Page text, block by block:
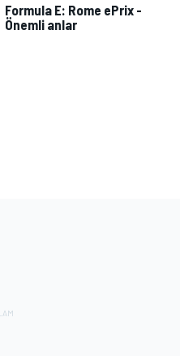
Formula E: Rome ePrix -
Önemli anlar